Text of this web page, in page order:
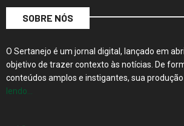
SOBRE NÓS
O Sertanejo é um jornal digital, lançado em
objetivo de trazer contexto às notícias. De
conteúdos amplos e instigantes, sua
lendo…